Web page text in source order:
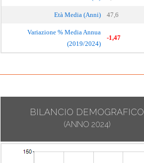
Età Media (Anni) 47,6
Variazione % Media Annua
(2019/2024)
-1,47
BILANCIO DEMOGRAFICO
(ANNO 2024)